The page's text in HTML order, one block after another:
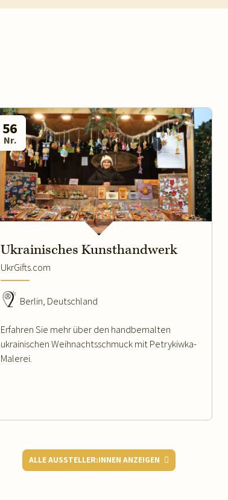
56
Nr.
Ukrainisches Kunsthandwerk
UkrGifts.com
Berlin, Deutschland
Erfahren Sie mehr über den handbemalten
ukrainischen Weihnachtsschmuck mit Petrykiwka-
Malerei.
ALLE AUSSTELLER:INNEN ANZEIGEN